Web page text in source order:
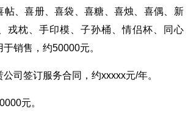
帖、喜册、喜袋、喜糖、喜烛、喜偶、新
戎枕、手印模、子孙桶、情侣杯、同心
销售，约50000元。
司签订服务合同，约xxxxx元/年。
元。